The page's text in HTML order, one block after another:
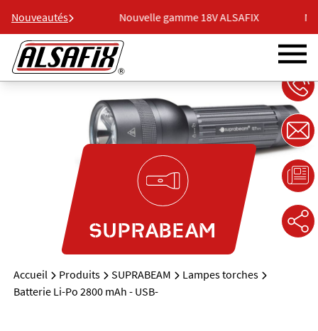
Nouveautés
18V ALSAFIX Nouvelle gamme 18V ALSAFIX
SUPRABEAM
Accueil Produits SUPRABEAM
Lampes torches
Batterie Li-Po 2800 mAh - USB-